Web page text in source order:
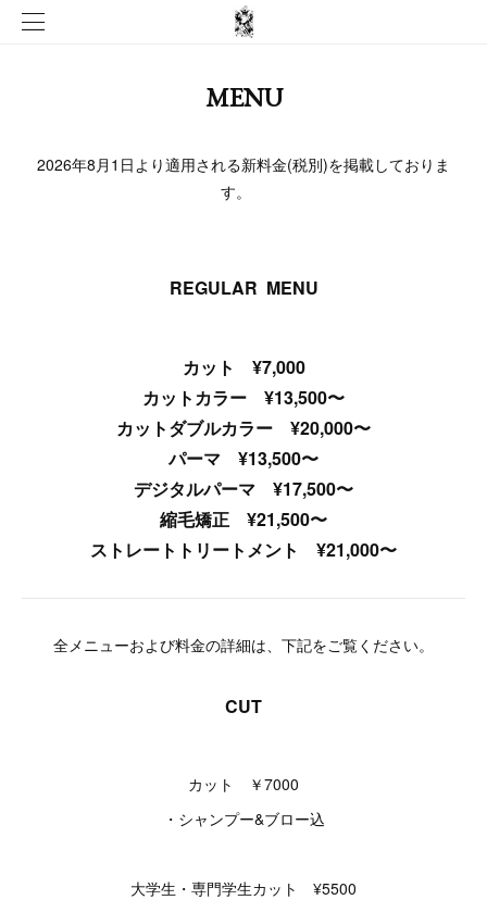
MENU
2026年8月1日より適用される新料金(税別)を掲載しておりま
す。
REGULAR MENU
カット ¥7,000
カットカラー ¥13,500〜
カットダブルカラー ¥20,000〜
パーマ ¥13,500〜
デジタルパーマ ¥17,500〜
縮毛矯正 ¥21,500〜
ストレートトリートメント ¥21,000〜
全メニューおよび料金の詳細は、下記をご覧ください。
CUT
カット ￥7000
・シャンプー&ブロー込
大学生・専門学生カット ¥5500